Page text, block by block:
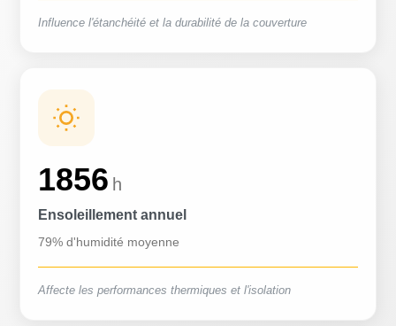
Influence l'étanchéité et la durabilité de la couverture
1856 h
Ensoleillement annuel
79% d'humidité moyenne
Affecte les performances thermiques et l'isolation